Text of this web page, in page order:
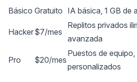
Básico Gratuito IA básica, 1 GB de
Hacker$7/mes
Replitos privados
avanzada
Pro $20/mes
Puestos de
personalizados